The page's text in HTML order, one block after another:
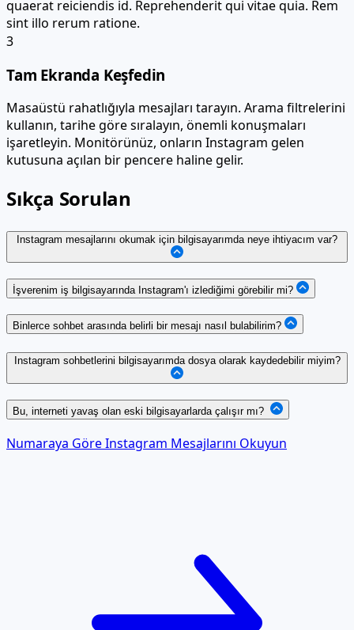
quaerat reiciendis id. Reprehenderit qui vitae quia. Rem
sint illo rerum ratione.
3
Tam Ekranda Keşfedin
Masaüstü rahatlığıyla mesajları tarayın. Arama filtrelerini
kullanın, tarihe göre sıralayın, önemli konuşmaları
işaretleyin. Monitörünüz, onların Instagram gelen
kutusuna açılan bir pencere haline gelir.
Sıkça Sorulan
Instagram mesajlarını okumak için bilgisayarımda neye ihtiyacım var?
İşverenim iş bilgisayarında Instagram'ı izlediğimi görebilir mi?
Binlerce sohbet arasında belirli bir mesajı nasıl bulabilirim?
Instagram sohbetlerini bilgisayarımda dosya olarak kaydedebilir miyim?
Bu, interneti yavaş olan eski bilgisayarlarda çalışır mı?
Numaraya Göre Instagram Mesajlarını Okuyun